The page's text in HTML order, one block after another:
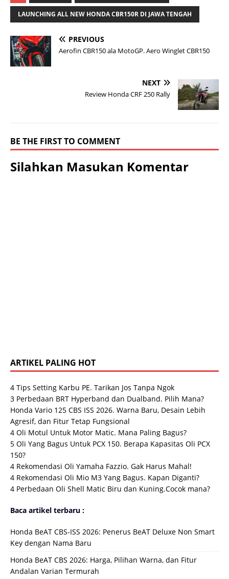
LAUNCHING ALL NEW HONDA CBR150R DI JAWA TENGAH
PREVIOUS
Aerofin CBR150 ala MotoGP. Aero Winglet CBR150
NEXT
Review Honda CRF 250 Rally
BE THE FIRST TO COMMENT
Silahkan Masukan Komentar
ARTIKEL PALING HOT
4 Tips Setting Karbu PE. Tarikan Jos Tanpa Ngok
3 Perbedaan BRT Hyperband dan Dualband. Pilih Mana?
Honda Vario 125 CBS ISS 2026. Warna Baru, Desain Lebih
Agresif, dan Fitur Tetap Fungsional
4 Oli Motul Untuk Motor Matic. Mana Paling Bagus?
5 Oli Yang Bagus Untuk PCX 150. Berapa Kapasitas Oli PCX
150?
4 Rekomendasi Oli Yamaha Fazzio. Gak Harus Mahal!
4 Rekomendasi Oli Mio M3 Yang Bagus. Kapan Diganti?
4 Perbedaan Oli Shell Matic Biru dan Kuning.Cocok mana?
Baca artikel terbaru :
Honda BeAT CBS-ISS 2026: Penerus BeAT Deluxe Non Smart
Key dengan Nama Baru
Honda BeAT CBS 2026: Harga, Pilihan Warna, dan Fitur
Andalan Varian Termurah